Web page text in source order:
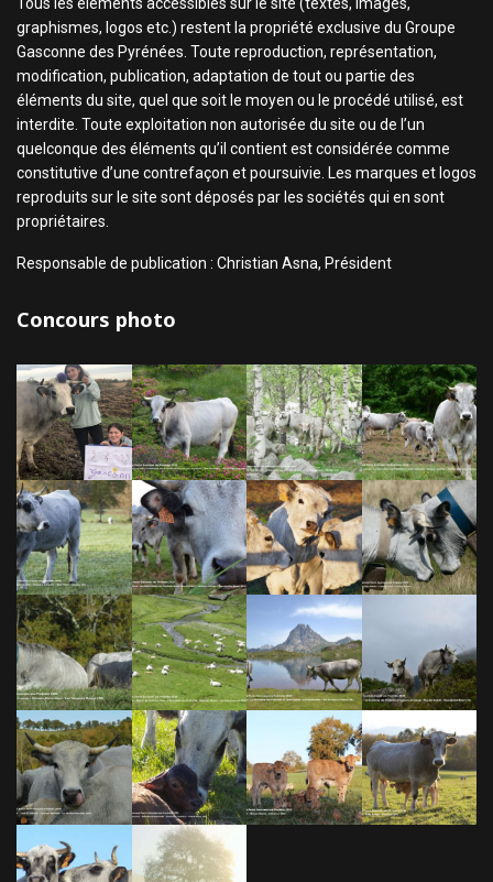
graphismes, logos etc.) restent la propriété exclusive du Groupe
Gasconne des Pyrénées. Toute reproduction, représentation,
modification, publication, adaptation de tout ou partie des
éléments du site, quel que soit le moyen ou le procédé utilisé, est
interdite. Toute exploitation non autorisée du site ou de l’un
quelconque des éléments qu’il contient est considérée comme
constitutive d’une contrefaçon et poursuivie. Les marques et logos
reproduits sur le site sont déposés par les sociétés qui en sont
propriétaires.
Responsable de publication : Christian Asna, Président
Concours photo